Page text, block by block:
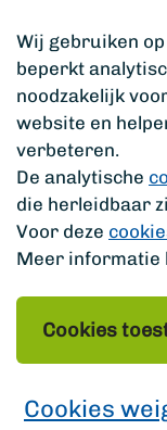
Wij gebruiken
beperkt
noodzakelijk
website en
verbeteren.
De analytische
die herleidbaar
Voor deze
Meer informatie
Cookies
Cookies